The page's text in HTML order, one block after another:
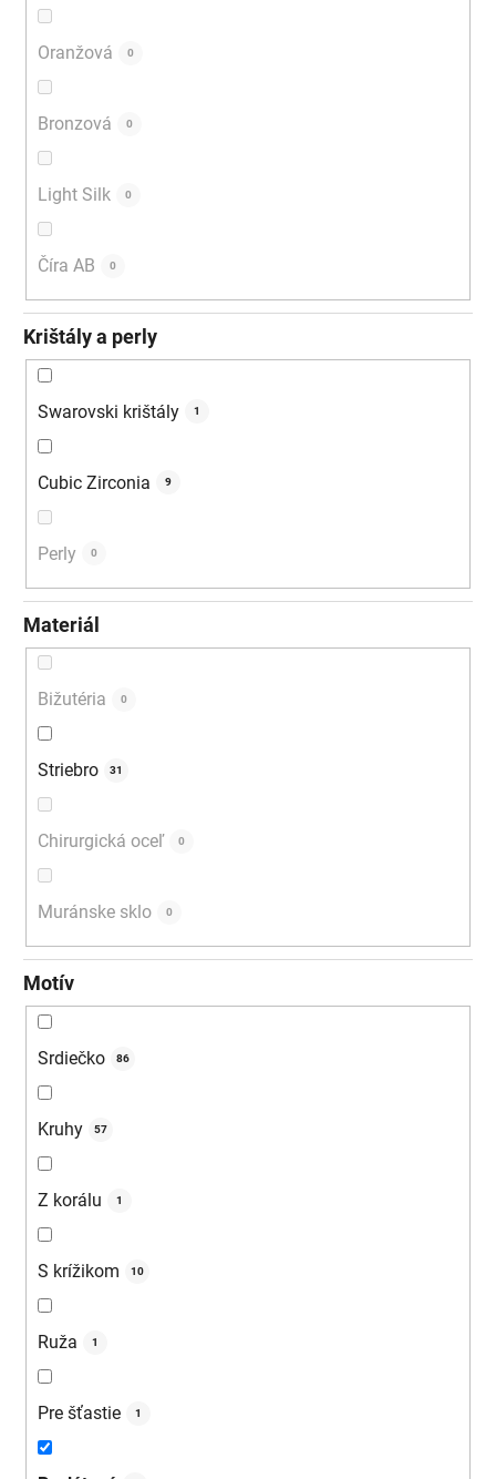
Oranžová 0
Bronzová 0
Light Silk 0
Číra AB 0
Krištály a perly
Swarovski krištály 1
Cubic Zirconia 9
Perly 0
Materiál
Bižutéria 0
Striebro 31
Chirurgická oceľ 0
Muránske sklo 0
Motív
Srdiečko 86
Kruhy 57
Z korálu 1
S krížikom 10
Ruža 1
Pre šťastie 1